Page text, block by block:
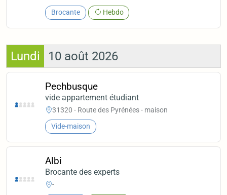
Brocante Hebdo
Lundi 10 août 2026
Pechbusque
vide appartement étudiant
31320 - Route des Pyrénées - maison
Vide-maison
Albi
Brocante des experts
-